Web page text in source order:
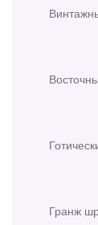
Гранж